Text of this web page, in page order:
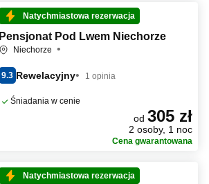
Natychmiastowa rezerwacja
Pensjonat Pod Lwem Niechorze
Niechorze
9.3 Rewelacyjny 1 opinia
Śniadania w cenie
od 305 zł
2 osoby, 1 noc
Cena gwarantowana
Natychmiastowa rezerwacja